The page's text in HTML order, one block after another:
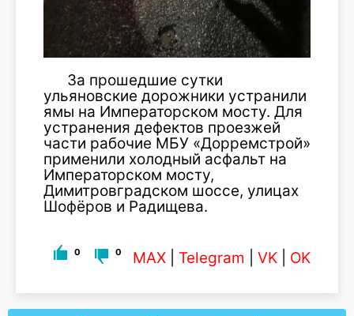
За прошедшие сутки
ульяновские дорожники устранили
ямы на Императорском мосту. Для
устранения дефектов проезжей
части рабочие МБУ «Дорремстрой»
применили холодный асфальт на
Императорском мосту,
Димитровградском шоссе, улицах
Шофёров и Радищева.
0 0 MAX Telegram VK OK